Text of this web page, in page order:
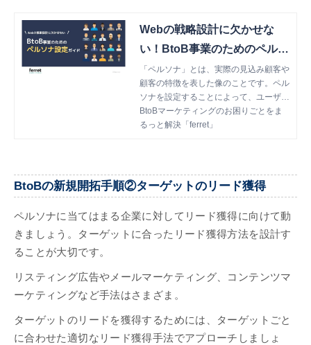
Webの戦略設計に欠かせな
い！BtoB事業のためのペルソ
ナ設定ガイド
「ペルソナ」とは、実際の見込み顧客や
顧客の特徴を表した像のことです。ペル
ソナを設定することによって、ユーザー
視点でのコンテンツ作成が可能になり、
担当者間での意思疎通も円滑に行えるよ
BtoBマーケティングのお困りごとをま
るっと解決「ferret」
BtoBの新規開拓手順②ターゲットのリード獲得
ペルソナに当てはまる企業に対してリード獲得に向けて動
きましょう。ターゲットに合ったリード獲得方法を設計す
ることが大切です。
リスティング広告やメールマーケティング、コンテンツマ
ーケティングなど手法はさまざま。
ターゲットのリードを獲得するためには、ターゲットごと
に合わせた適切なリード獲得手法でアプローチしましょ